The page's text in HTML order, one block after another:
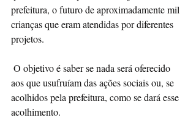
prefeitura, o futuro de aproximadamente mil
crianças que eram atendidas por diferentes
projetos.
aos que usufruíam das ações sociais ou, se
acolhidos pela prefeitura, como se dará esse
acolhimento.